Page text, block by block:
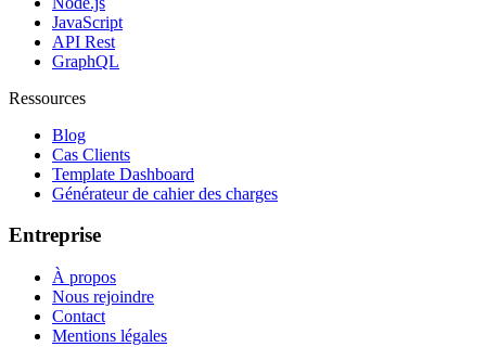
JavaScript
API Rest
GraphQL
Ressources
Blog
Cas Clients
Template Dashboard
Générateur de cahier des charges
Entreprise
À propos
Nous rejoindre
Contact
Mentions légales